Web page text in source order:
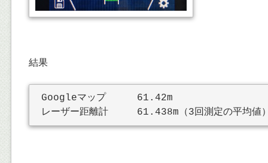
結果
Googleマップ	61.42m